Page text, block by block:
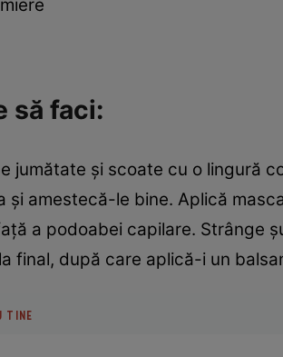
să faci:
jumătate şi scoate cu o lingură
şi amestecă-le bine. Aplică
a podoabei capilare. Strânge
final, după care aplică-i un
TINE